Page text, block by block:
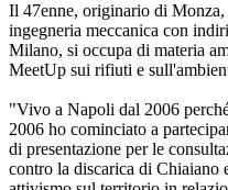
Il 47enne, originario di Monza,
ingegneria meccanica con
Milano, si occupa di materia
MeetUp sui rifiuti e
"Vivo a Napoli dal 2006
2006 ho cominciato a
di presentazione per le
contro la discarica di Chiaiano